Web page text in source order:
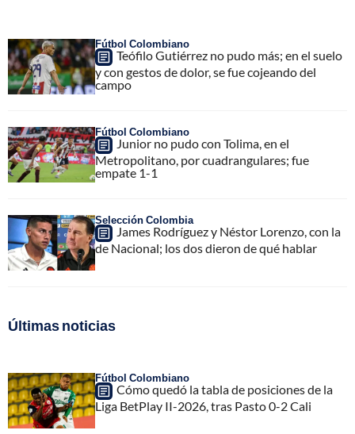
Fútbol Colombiano
Teófilo Gutiérrez no pudo más; en el suelo
y con gestos de dolor, se fue cojeando del
campo
Fútbol Colombiano
Junior no pudo con Tolima, en el
Metropolitano, por cuadrangulares; fue
empate 1-1
Selección Colombia
James Rodríguez y Néstor Lorenzo, con la
de Nacional; los dos dieron de qué hablar
Últimas noticias
Fútbol Colombiano
Cómo quedó la tabla de posiciones de la
Liga BetPlay II-2026, tras Pasto 0-2 Cali